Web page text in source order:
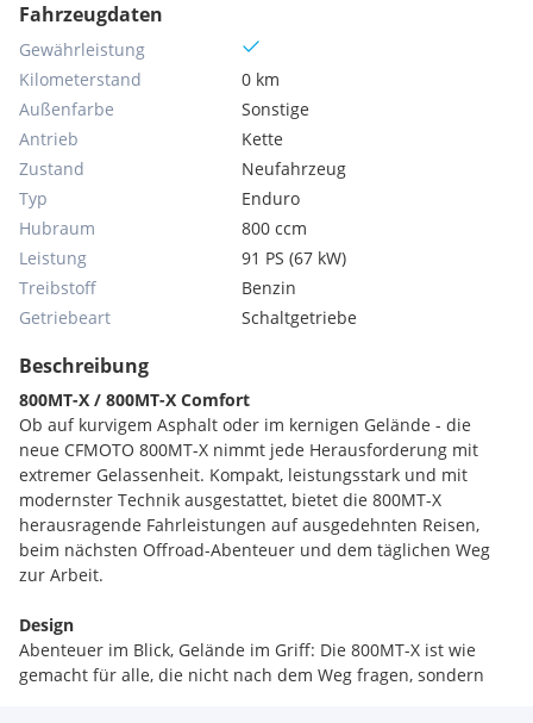
Fahrzeugdaten
Gewährleistung
Kilometerstand
0 km
Außenfarbe
Sonstige
Antrieb
Kette
Zustand
Neufahrzeug
Typ
Enduro
Hubraum
800 ccm
Leistung
91 PS (67 kW)
Treibstoff
Benzin
Getriebeart
Schaltgetriebe
Beschreibung
800MT-X / 800MT-X Comfort
Ob auf kurvigem Asphalt oder im kernigen Gelände - die
neue CFMOTO 800MT-X nimmt jede Herausforderung mit
extremer Gelassenheit. Kompakt, leistungsstark und mit
modernster Technik ausgestattet, bietet die 800MT-X
herausragende Fahrleistungen auf ausgedehnten Reisen,
beim nächsten Offroad-Abenteuer und dem täglichen Weg
zur Arbeit.
Design
Abenteuer im Blick, Gelände im Griff: Die 800MT-X ist wie
gemacht für alle, die nicht nach dem Weg fragen, sondern